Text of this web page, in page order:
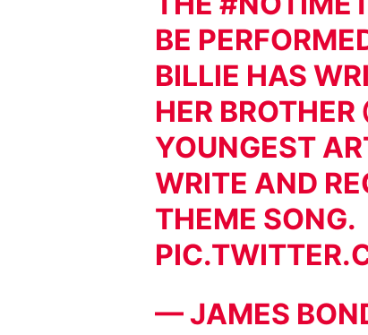
BE
BILLIE HAS
HER BROTHER
YOUNGEST
WRITE AND
THEME SONG.
— JAMES